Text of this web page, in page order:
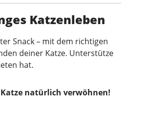
Katzenleben
Snack – mit dem richtigen
deiner Katze. Unterstütze
hat.
natürlich verwöhnen!